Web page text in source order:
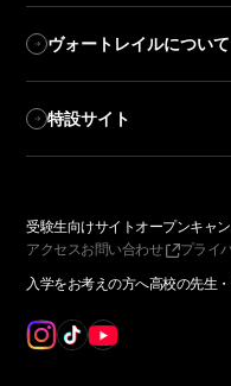
ヴォートレイルについて
特設サイト
受験生向けサイト オープンキャ
アクセスお問い合わせ プライ
入学をお考えの方へ高校の先生